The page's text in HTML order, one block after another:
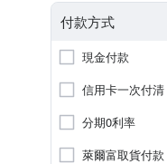
付款方式
現金付款
信用卡一次付清
分期0利率
萊爾富取貨付款